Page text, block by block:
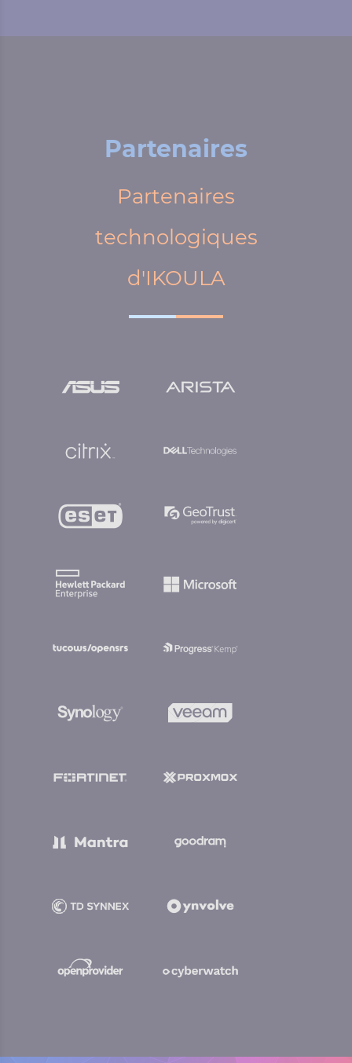
Partenaires
Partenaires
technologiques
d'IKOULA